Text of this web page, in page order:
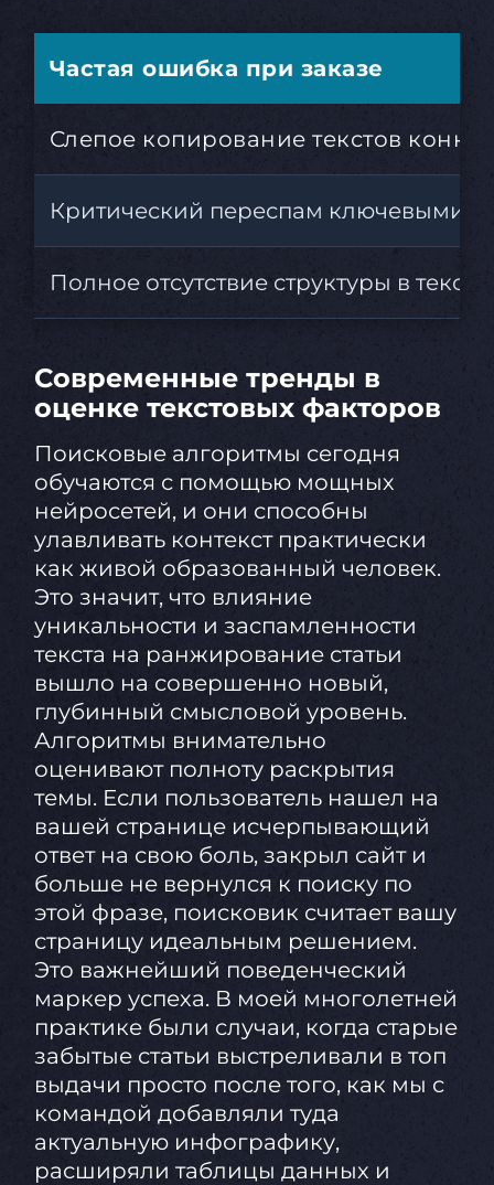
Частая ошибка при заказе
Слепое копирование текстов
Критический переспам ключевыми
Полное отсутствие структуры в тексте
Современные тренды в
оценке текстовых факторов
Поисковые алгоритмы сегодня
обучаются с помощью мощных
нейросетей, и они способны
улавливать контекст практически
как живой образованный человек.
Это значит, что влияние
уникальности и заспамленности
текста на ранжирование статьи
вышло на совершенно новый,
глубинный смысловой уровень.
Алгоритмы внимательно
оценивают полноту раскрытия
темы. Если пользователь нашел на
вашей странице исчерпывающий
ответ на свою боль, закрыл сайт и
больше не вернулся к поиску по
этой фразе, поисковик считает вашу
страницу идеальным решением.
Это важнейший поведенческий
маркер успеха. В моей многолетней
практике были случаи, когда старые
забытые статьи выстреливали в топ
выдачи просто после того, как мы с
командой добавляли туда
актуальную инфографику,
расширяли таблицы данных и